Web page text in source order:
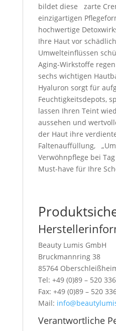
bildet diese zarte
einzigartigen
hochwertige
Ihre Haut vor
Umwelteinflüssen
Aging-Wirkstoffe
sechs wichtigen
Hyaluron sorgt für
Feuchtigkeitsdepots,
lassen Ihren Teint
aussehen und
der Haut ihre
Faltenauffüllung,
Verwöhnpflege bei
Must-have für Ihre
Beauty Lumis GmbH
Bruckmannring 38
85764
Tel: +49 (0)89 – 520
Fax: +49 (0)89 – 520
Mail:
Verantwortliche